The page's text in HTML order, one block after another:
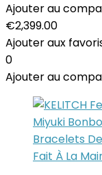
Ajouter au
€2,399.00
Ajouter aux
0
Ajouter au